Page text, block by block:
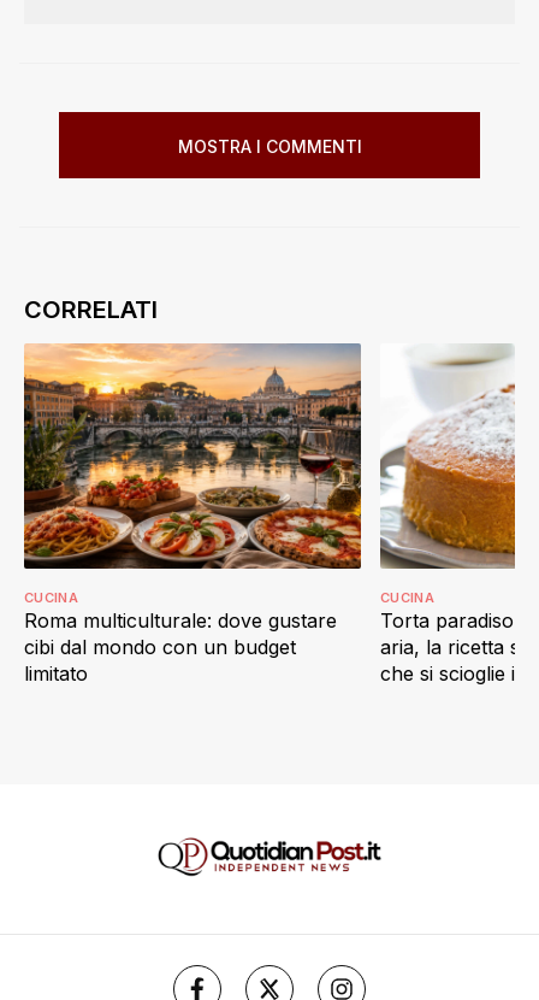
MOSTRA I COMMENTI
Roma multiculturale: dove gustare
cibi dal mondo con un budget
limitato
CUCINA
Torta paradiso
aria, la ricetta
che si scioglie in
CUCINA